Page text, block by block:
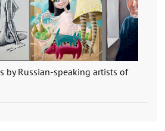
by Russian-speaking artists of